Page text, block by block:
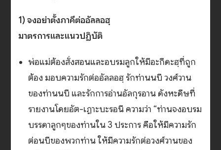
1) จงอย่าตั้งภาคีต่ออัลลอฮฺ
มาตรการและแนวปฏิบัติ
พ่อแม่ต้องสั่งสอนและอบรมลูกให้มีอะกีดะฮฺที่ถูก
ต้อง มอบความรักต่ออัลลอฮฺ รักท่านนบี วงศ์วาน
ของท่านนบี และรักการอ่านอัลกุรอาน ดังหะดีษที่
รายงานโดยอัต-เฏาะบะรอนี ความว่า “ท่านจงอบรม
บรรดาลูกๆของท่านใน 3 ประการ คือให้มีความรัก
ต่อนบีของพวกท่าน ให้มีความรักต่อวงศ์วานของ